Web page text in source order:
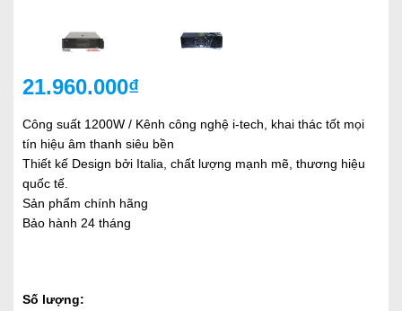
21.960.000₫
Công suất 1200W / Kênh công nghệ i-tech, khai thác tốt mọi
tín hiệu âm thanh siêu bền
Thiết kế Design bởi Italia, chất lượng mạnh mẽ, thương hiệu
quốc tế.
Sản phẩm chính hãng
Bảo hành 24 tháng
Số lượng: